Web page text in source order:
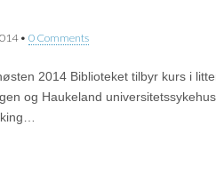
• 0 Comments
2014 Biblioteket tilbyr kurs i
og Haukeland